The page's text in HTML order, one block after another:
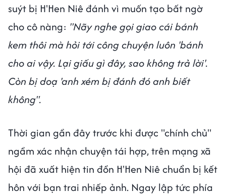
suýt bị H'Hen Niê đánh vì muốn tạo bất ngờ
cho cô nàng: "Nãy nghe gọi giao cái bánh
kem thôi mà hỏi tới công chuyện luôn 'bánh
cho ai vậy. Lại giấu gì đây, sao không trả lời'.
Còn bị doạ 'anh xém bị đánh đó anh biết
không".
Thời gian gần đây trước khi được "chính chủ"
ngầm xác nhận chuyện tái hợp, trên mạng xã
hội đã xuất hiện tin đồn H'Hen Niê chuẩn bị kết
hôn với bạn trai nhiếp ảnh. Ngay lập tức phía